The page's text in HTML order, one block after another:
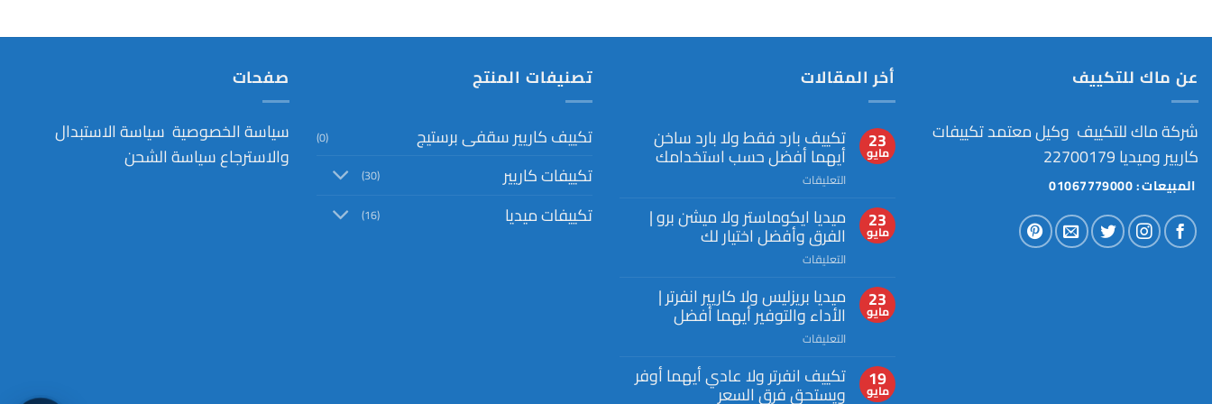
عن ماك للتكييف
شركة ماك للتكييف وكيل معتمد تكييفات
كاريير وميديا 22700179
المبيعات : 01067779000
أخر المقالات
23
مايو
تكييف بارد فقط ولا بارد ساخن
أيهما أفضل حسب استخدامك
التعليقاتعلى
بارد
فقط
ولا
بارد
أيهما
أفضل
حسب
مغلقة
23
مايو
ميديا ايكوماستر ولا ميشن برو |
الفرق وأفضل اختيار لك
التعليقاتعلى
ايكوماستر
ولا
ميشن
برو
الفرق
وأفضل
23
مايو
ميديا بريزليس ولا كاريير انفرتر |
الأداء والتوفير أيهما أفضل
التعليقاتعلى
بريزليس
ولا
19
مايو
تكييف انفرتر ولا عادي أيهما أوفر
ويستحق فرق السعر
تصنيفات المنتج
تكييف كاريير سقفى برستيج (0)
تكييفات كاريير (30)
تكييفات ميديا (16)
صفحات
سياسة الخصوصية سياسة الاستبدال
والاسترجاعسياسة الشحن